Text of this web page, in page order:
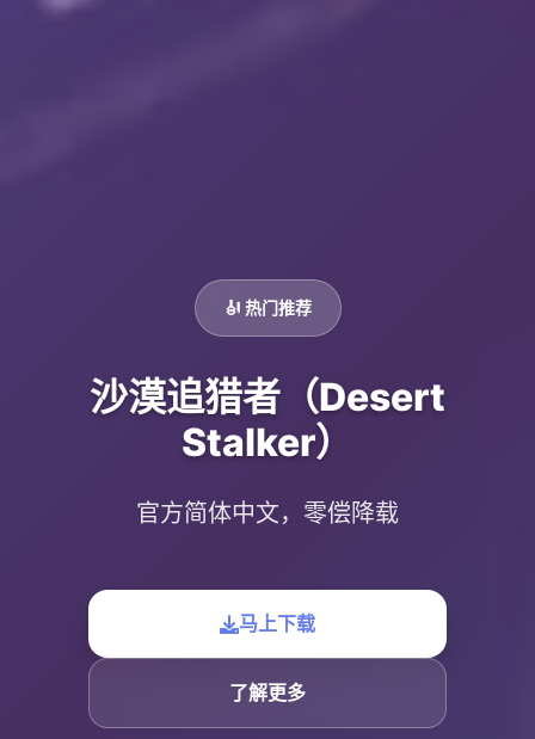
🎻 热门推荐
沙漠追猎者（Desert
Stalker）
官方简体中文，零偿降载
马上下载
了解更多